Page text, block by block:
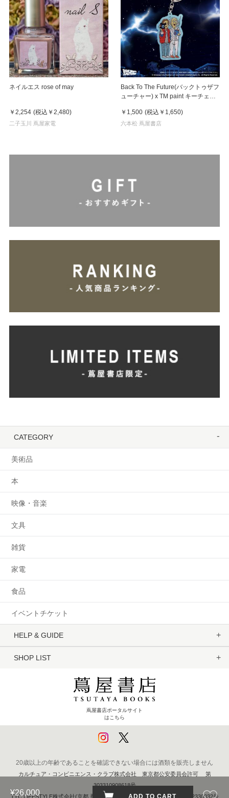
ネイルエス rose of may
￥2,254 (税込 ￥2,480)
二子玉川 蔦屋家電
Back To The Future(バックトゥザフ
ューチャー) x TM paint キーチェー
￥1,500 (税込 ￥1,650)
六本松 蔦屋書店
¥26,000 ADD TO CART
CATEGORY
美術品
本
映像・音楽
文具
雑貨
家電
食品
イベントチケット
HELP & GUIDE
SHOP LIST
蔦屋書店ポータルサイト
はこちら
20歳以上の年齢であることを確認できない場合には酒類を販売しません
カルチュア・コンビニエンス・クラブ株式会社 東京都公安委員会許可 第
303310908618号
TTC LIFESTYLE株式会社(京都 蔦屋書店) 京都府公安委員会 第611262330032号